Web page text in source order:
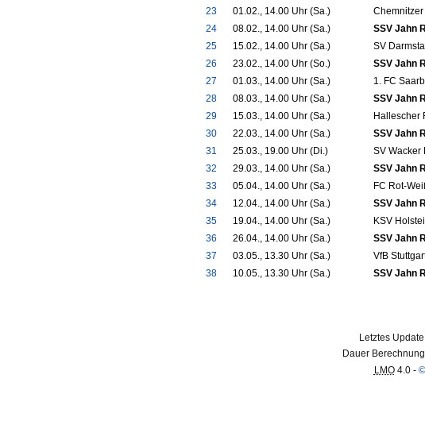
23
01.02., 14.00 Uhr (Sa.) Chemnitzer
24
08.02., 14.00 Uhr (Sa.) SSV Jahn
25
15.02., 14.00 Uhr (Sa.) SV
26
23.02., 14.00 Uhr (So.) SSV Jahn
27
01.03., 14.00 Uhr (Sa.) 1. FC
28
08.03., 14.00 Uhr (Sa.) SSV Jahn
29
15.03., 14.00 Uhr (Sa.) Hallescher
30
22.03., 14.00 Uhr (Sa.) SSV Jahn
31
25.03., 19.00 Uhr (Di.) SV Wacker
32
29.03., 14.00 Uhr (Sa.) SSV Jahn
33
05.04., 14.00 Uhr (Sa.) FC Rot-
34
12.04., 14.00 Uhr (Sa.) SSV Jahn
35
19.04., 14.00 Uhr (Sa.) KSV
36
26.04., 14.00 Uhr (Sa.) SSV Jahn
37
03.05., 13.30 Uhr (Sa.) VfB Stuttgart
38
10.05., 13.30 Uhr (Sa.) SSV Jahn
Letztes
Dauer
LMO4.0 -